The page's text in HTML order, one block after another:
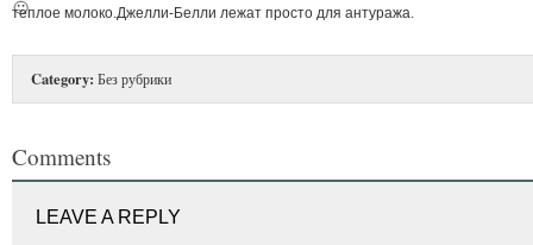
теплое молоко.Джелли-Белли лежат просто для антуража.
Category: Без рубрики
Comments
LEAVE A REPLY